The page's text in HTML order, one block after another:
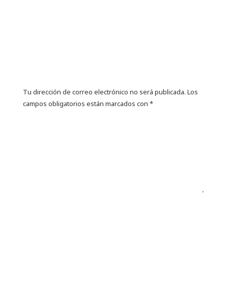
Tu dirección de correo electrónico no será publicada. Los
campos obligatorios están marcados con *